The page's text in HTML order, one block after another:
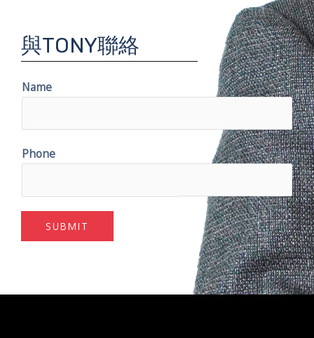
與TONY聯絡
Name
Phone
SUBMIT